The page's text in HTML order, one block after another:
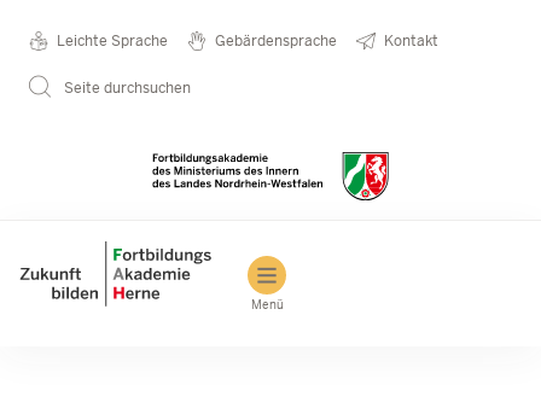
Metanavigation
Leichte Sprache Gebärdensprache Kontakt
Seite durchsuchen
Main navigation
Menü